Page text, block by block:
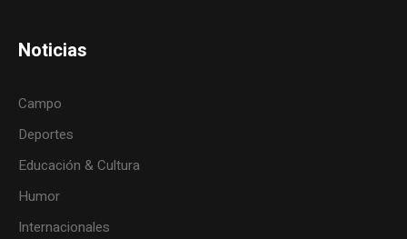
Noticias
Campo
Deportes
Educación & Cultura
Humor
Internacionales